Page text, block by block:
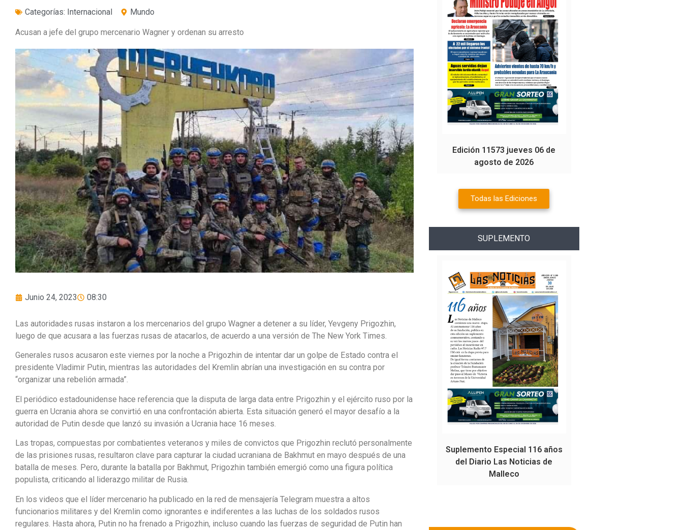
Categorías: Internacional Mundo
Acusan a jefe del grupo mercenario Wagner y ordenan su arresto
Junio 24, 2023 08:30
Las autoridades rusas instaron a los mercenarios del grupo Wagner a detener a su líder, Yevgeny Prigozhin,
luego de que acusara a las fuerzas rusas de atacarlos, de acuerdo a una versión de The New York Times.
Generales rusos acusaron este viernes por la noche a Prigozhin de intentar dar un golpe de Estado contra el
presidente Vladimir Putin, mientras las autoridades del Kremlin abrían una investigación en su contra por
“organizar una rebelión armada”.
El periódico estadounidense hace referencia que la disputa de larga data entre Prigozhin y el ejército ruso por la
guerra en Ucrania ahora se convirtió en una confrontación abierta. Esta situación generó el mayor desafío a la
autoridad de Putin desde que lanzó su invasión a Ucrania hace 16 meses.
Las tropas, compuestas por combatientes veteranos y miles de convictos que Prigozhin reclutó personalmente
de las prisiones rusas, resultaron clave para capturar la ciudad ucraniana de Bakhmut en mayo después de una
batalla de meses. Pero, durante la batalla por Bakhmut, Prigozhin también emergió como una figura política
populista, criticando al liderazgo militar de Rusia.
En los videos que el líder mercenario ha publicado en la red de mensajería Telegram muestra a altos
funcionarios militares y del Kremlin como ignorantes e indiferentes a las luchas de los soldados rusos
regulares. Hasta ahora, Putin no ha frenado a Prigozhin, incluso cuando las fuerzas de seguridad de Putin han
Edición 11573 jueves 06 de
agosto de 2026
Todas las Ediciones
SUPLEMENTO
Suplemento Especial 116 años
del Diario Las Noticias de
Malleco